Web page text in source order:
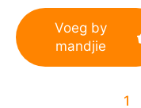
Voeg by
mandjie
1